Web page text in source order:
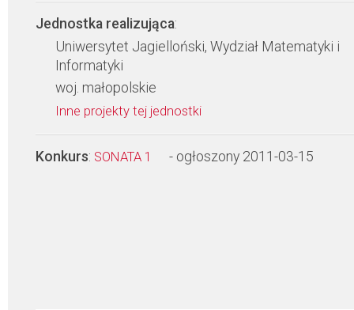
Jednostka realizująca:
Uniwersytet Jagielloński, Wydział Matematyki i
Informatyki
woj. małopolskie
Inne projekty tej jednostki
Konkurs: SONATA 1 - ogłoszony 2011-03-15